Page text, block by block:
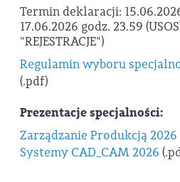
Termin deklaracji:
17.06.2026 godz. 23.59
"REJESTRACJE")
Regulamin wyboru
(.pdf)
Prezentacje specjalności:
Zarządzanie Produkcją 2026
Systemy CAD_CAM 2026